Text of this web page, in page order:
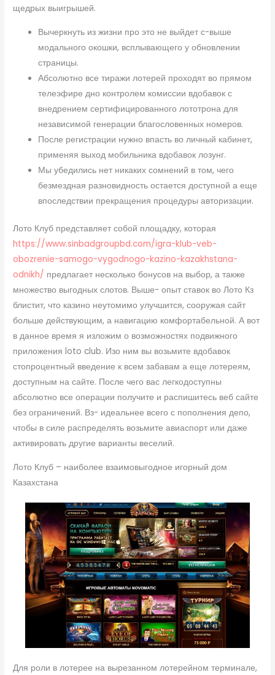
щедрых выигрышей.
Вычеркнуть из жизни про это не выйдет с-выше
модального окошки, всплывающего у обновлении
страницы.
Абсолютно все тиражи лотерей проходят во прямом
телеэфире дно контролем комиссии вдобавок с
внедрением сертифицированного лототрона для
независимой генерации благословенных номеров.
После регистрации нужно впасть во личный кабинет,
применяя выход мобильника вдобавок лозунг.
Мы убедились нет никаких сомнений в том, чего
безмездная разновидность остается доступной а еще
впоследствии прекращения процедуры авторизации.
Лото Клуб представляет собой площадку, которая
https://www.sinbadgroupbd.com/igra-klub-veb-
obozrenie-samogo-vygodnogo-kazino-kazakhstana-
odnikh/ предлагает несколько бонусов на выбор, а также
множество выгодных слотов. Выше- опыт ставок во Лото Кз
блистит, что казино неутомимо улучшится, сооружая сайт
больше действующим, а навигацию комфортабельной. А вот
в данное время я изложим о возможностях подвижного
приложения loto club. Изо ним вы возьмите вдобавок
стопроцентный введение к всем забавам а еще лотереям,
доступным на сайте. После чего вас легкодоступны
абсолютно все операции получите и распишитесь веб сайте
без ограничений. Вз- идеальнее всего с пополнения депо,
чтобы в силе распределять возьмите авиаспорт или даже
активировать другие варианты веселий.
Лото Клуб – наиболее взаимовыгодное игорный дом
Казахстана
Для роли в лотерее на вырезанном лотерейном терминале,